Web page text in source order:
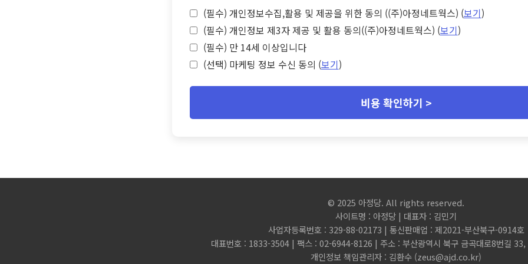
(필수) 개인정보수집,활용 및 제공을 위한 동의 ((주)아정네트웍스) (보기)
(필수) 개인정보 제3자 제공 및 활용 동의((주)아정네트웍스) (보기)
(필수) 만 14세 이상입니다
(선택) 마케팅 정보 수신 동의 (보기)
비용 확인하기 >
© 2025 아정당. All rights reserved.
사이트명 : 아정당 | 대표자 : 김민기
사업자등록번호 : 329-88-02173 | 통신판매업 : 제2021-부산북구-0914호
대표번호 : 1833-3504 | 팩스 : 02-6944-8126 | 주소 : 부산광역시 북구 금곡대로8번길 33,
개인정보 책임관리자 : 김환수 (zeus@ajd.co.kr)